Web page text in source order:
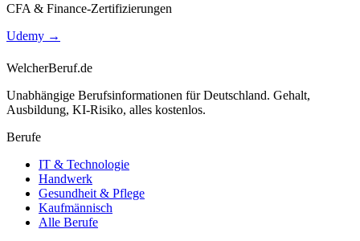
CFA & Finance-Zertifizierungen
Udemy →
WelcherBeruf.de
Unabhängige Berufsinformationen für Deutschland. Gehalt,
Ausbildung, KI-Risiko, alles kostenlos.
Berufe
IT & Technologie
Handwerk
Gesundheit & Pflege
Kaufmännisch
Alle Berufe